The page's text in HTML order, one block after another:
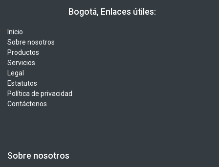
​​ Bogotá, Enlaces útiles:
Inicio
Sobre nosotros
Productos
Servicios
Legal
Estatutos
Política de privacidad
Contáctenos
Sobre nosotros